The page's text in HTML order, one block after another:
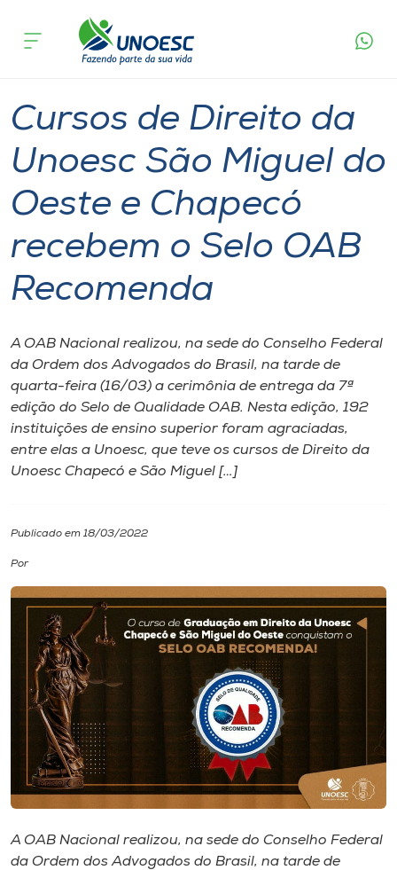
Cursos
Pesquisa
Atendimento ao Estudante
Portal de Ensino
Internacionalização
I.nova
Cultura
CPA
Biblioteca
Editora
Rádio
Museu
Unoesc
acontece
Cursos de Direito da
Unoesc São Miguel do
Oeste e Chapecó
recebem o Selo OAB
Recomenda
A OAB Nacional realizou, na sede do Conselho Federal
da Ordem dos Advogados do Brasil, na tarde de
quarta-feira (16/03) a cerimônia de entrega da 7ª
edição do Selo de Qualidade OAB. Nesta edição, 192
instituições de ensino superior foram agraciadas,
entre elas a Unoesc, que teve os cursos de Direito da
Unoesc Chapecó e São Miguel […]
Publicado em 18/03/2022
Por
A OAB Nacional realizou, na sede do Conselho Federal
da Ordem dos Advogados do Brasil, na tarde de